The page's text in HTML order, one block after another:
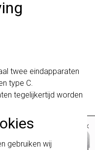
gebruiken wij
twee eindapparaten
type C.
tegelijkertijd worden
60 Hz
×
zijn